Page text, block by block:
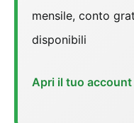
mensile, conto
disponibili
Apri il tuo